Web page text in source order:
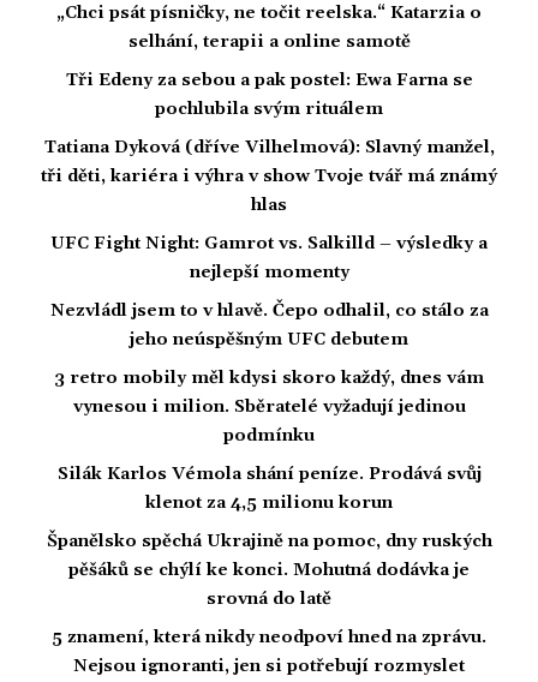
„Chci psát písničky, ne točit reelska.“ Katarzia o
selhání, terapii a online samotě
Tři Edeny za sebou a pak postel: Ewa Farna se
pochlubila svým rituálem
Tatiana Dyková (dříve Vilhelmová): Slavný manžel,
tři děti, kariéra i výhra v show Tvoje tvář má známý
hlas
UFC Fight Night: Gamrot vs. Salkilld – výsledky a
nejlepší momenty
Nezvládl jsem to v hlavě. Čepo odhalil, co stálo za
jeho neúspěšným UFC debutem
3 retro mobily měl kdysi skoro každý, dnes vám
vynesou i milion. Sběratelé vyžadují jedinou
podmínku
Silák Karlos Vémola shání peníze. Prodává svůj
klenot za 4,5 milionu korun
Španělsko spěchá Ukrajině na pomoc, dny ruských
pěšáků se chýlí ke konci. Mohutná dodávka je
srovná do latě
5 znamení, která nikdy neodpoví hned na zprávu.
Nejsou ignoranti, jen si potřebují rozmyslet